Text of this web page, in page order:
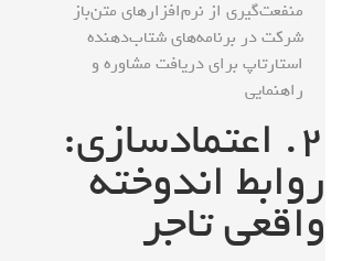
منفعت‌گیری از نرم‌افزارهای متن‌باز
شرکت در برنامه‌های شتاب‌دهنده
استارتاپ برای دریافت مشاوره و
راهنمایی
۲. اعتمادسازی:
روابط اندوخته
واقعی تاجر